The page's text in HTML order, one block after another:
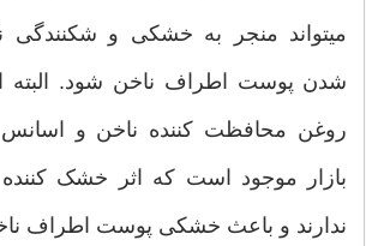
میتواند منجر به خشکی و
شدن پوست اطراف ناخن شود. البته
روغن محافظت کننده ناخن و
بازار موجود است که اثر خشک
ندارند و باعث خشکی پوست اطراف